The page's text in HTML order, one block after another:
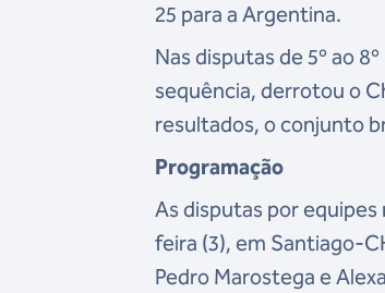
25 para a Argentina.
Nas disputas de 5º ao
sequência, derrotou o
resultados, o conjunto
Programação
As disputas por
feira (3), em Santiago-
Pedro Marostega e